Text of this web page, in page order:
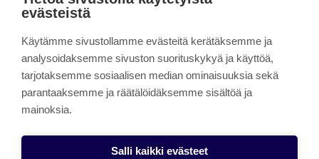
fax. +358 14 449 9694
evästeistä
Käytämme sivustollamme evästeitä kerätäksemme ja
analysoidaksemme sivuston suorituskykyä ja käyttöä,
tarjotaksemme sosiaalisen median ominaisuuksia sekä
parantaaksemme ja räätälöidäksemme sisältöä ja
mainoksia.
Salli kaikki evästeet